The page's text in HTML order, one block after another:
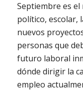
Septiembre es el
político, escolar,
nuevos
personas que
futuro laboral
dónde dirigir la
empleo